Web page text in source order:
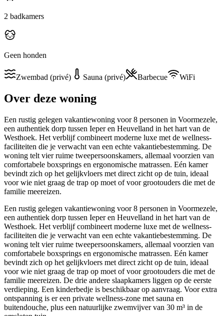
2 badkamers
Geen honden
Zwembad (privé) Sauna (privé) Barbecue WiFi
Over deze woning
Een rustig gelegen vakantiewoning voor 8 personen in Voormezele,
een authentiek dorp tussen Ieper en Heuvelland in het hart van de
Westhoek. Het verblijf combineert moderne luxe met de wellness-
faciliteiten die je verwacht van een echte vakantiebestemming. De
woning telt vier ruime tweepersoonskamers, allemaal voorzien van
comfortabele boxsprings en ergonomische matrassen. Eén kamer
bevindt zich op het gelijkvloers met direct zicht op de tuin, ideaal
voor wie niet graag de trap op moet of voor grootouders die met de
familie meereizen.
Een rustig gelegen vakantiewoning voor 8 personen in Voormezele,
een authentiek dorp tussen Ieper en Heuvelland in het hart van de
Westhoek. Het verblijf combineert moderne luxe met de wellness-
faciliteiten die je verwacht van een echte vakantiebestemming. De
woning telt vier ruime tweepersoonskamers, allemaal voorzien van
comfortabele boxsprings en ergonomische matrassen. Eén kamer
bevindt zich op het gelijkvloers met direct zicht op de tuin, ideaal
voor wie niet graag de trap op moet of voor grootouders die met de
familie meereizen. De drie andere slaapkamers liggen op de eerste
verdieping. Een kinderbedje is beschikbaar op aanvraag. Voor extra
ontspanning is er een private wellness-zone met sauna en
buitendouche, plus een natuurlijke zwemvijver van 30 m³ in de